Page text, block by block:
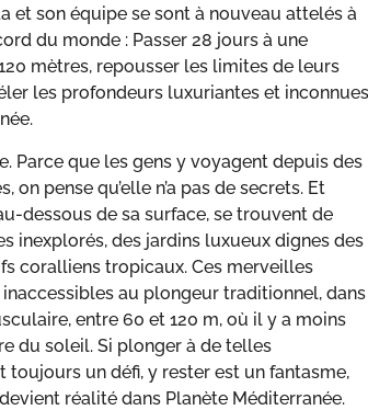
et son équipe se sont à nouveau attelés à
du monde : Passer 28 jours à une
mètres, repousser les limites de leurs
les profondeurs luxuriantes et
Parce que les gens y voyagent depuis des
on pense qu’elle n’a pas de secrets. Et
dessous de sa surface, se trouvent de
inexplorés, des jardins luxueux dignes des
coralliens tropicaux. Ces merveilles
au plongeur traditionnel, dans
entre 60 et 120 m, où il y a moins
du soleil. Si plonger à de telles
toujours un défi, y rester est un fantasme,
réalité dans Planète Méditerranée.